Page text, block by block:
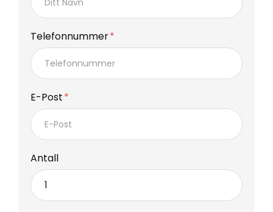
Telefonnummer
E-Post
Antall